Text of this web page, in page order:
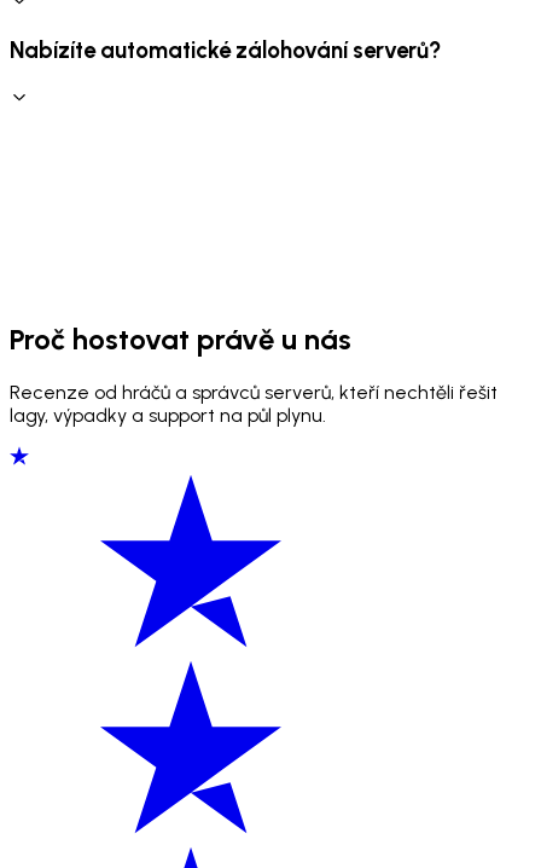
Nabízíte automatické zálohování serverů?
Proč hostovat právě u nás
Recenze od hráčů a správců serverů, kteří nechtěli řešit
lagy, výpadky a support na půl plynu.